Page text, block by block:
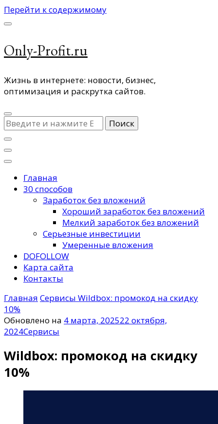
Перейти к содержимому
Only-Profit.ru
Жизнь в интернете: новости, бизнес,
оптимизация и раскрутка сайтов.
Ищите
что-
то?
Главная
30 способов
Заработок без вложений
Хороший заработок без вложений
Мелкий заработок без вложений
Серьезные инвестиции
Умеренные вложения
DOFOLLOW
Карта сайта
Контакты
Главная Сервисы Wildbox: промокод на скидку
10%
Обновлено на 4 марта, 202522 октября,
2024Сервисы
Wildbox: промокод на скидку
10%